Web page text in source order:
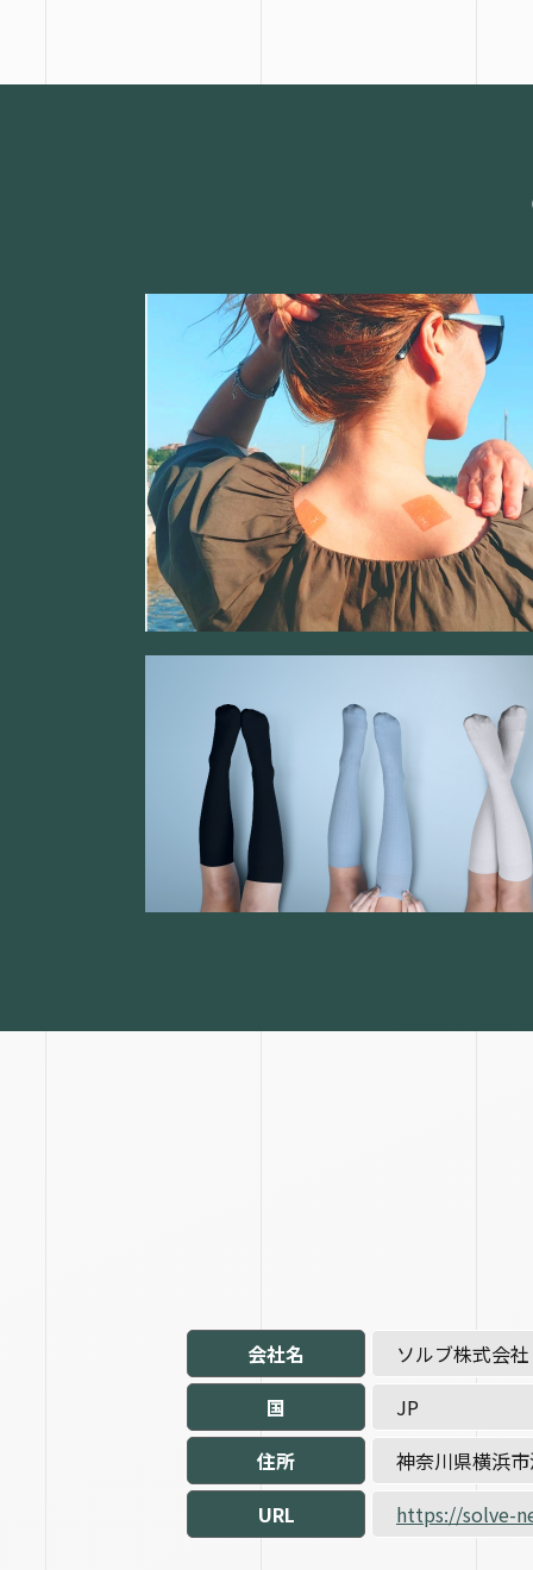
会社名
ソルブ株式会社
国
JP
住所
神奈川県横浜
URL
https://solve-